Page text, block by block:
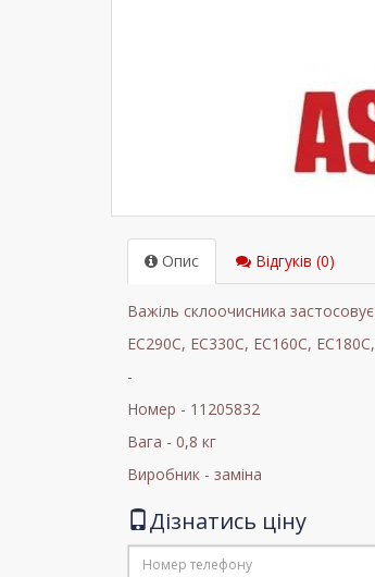
Опис Відгуків (0)
Важіль склоочисника
EC290C, EC330C, EC160C,
-
Номер - 11205832
Вага - 0,8 кг
Виробник - заміна
Дізнатись ціну